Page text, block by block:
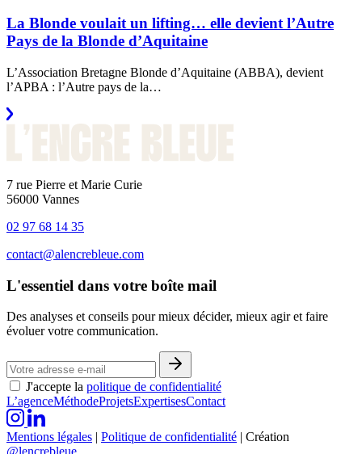
La Blonde voulait un lifting… elle devient l’Autre
Pays de la Blonde d’Aquitaine
L’Association Bretagne Blonde d’Aquitaine (ABBA), devient
l’APBA : l’Autre pays de la…
7 rue Pierre et Marie Curie
56000 Vannes
02 97 68 14 35
contact@alencrebleue.com
L'essentiel dans votre boîte mail
Des analyses et conseils pour mieux décider, mieux agir et faire
évoluer votre communication.
J'accepte la politique de confidentialité
L’agenceMéthodeProjetsExpertisesContact
Mentions légales | Politique de confidentialité | Création